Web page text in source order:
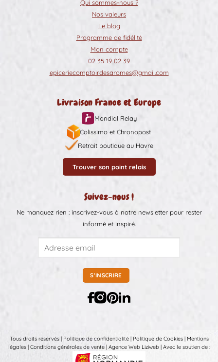
Qui sommes-nous ?
Nos valeurs
Le blog
Programme de fidélité
Mon compte
02 35 19 02 39
epiceriecomptoirdesaromes@gmail.com
Livraison France et Europe
Mondial Relay
Colissimo et Chronopost
Retrait boutique au Havre
Trouver son point relais
Suivez-nous !
Ne manquez rien : inscrivez-vous à notre newsletter pour rester
informé et inspiré.
Tous droits réservés | Politique de confidentialité| Politique de Cookies| Mentions
légales| Conditions générales de vente| Agence Web Liziweb | Avec le soutien de :